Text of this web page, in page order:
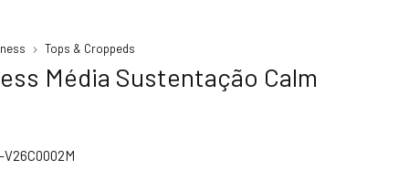
Tops & Croppeds
Média Sustentação Calm
V26C0002M